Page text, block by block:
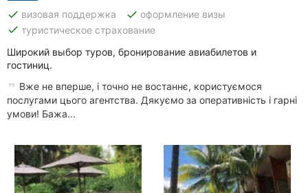
done визовая поддержка done оформление визы
done туристическое страхование
Широкий выбор туров, бронирование авиабилетов и
гостиниц.
Вже не вперше, і точно не востаннє, користуємося
послугами цього агентства. Дякуємо за оперативність і гарні
умови! Бажа...